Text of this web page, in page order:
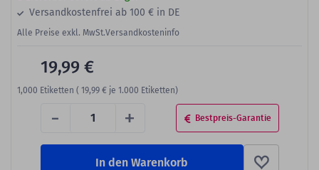
Versandkostenfrei ab 100 € in DE
Alle Preise exkl. MwSt.Versandkosteninfo
- + Bestpreis-Garantie
19,99 €
1,000 Etiketten ( 19,99 € je 1.000 Etiketten)
In den Warenkorb